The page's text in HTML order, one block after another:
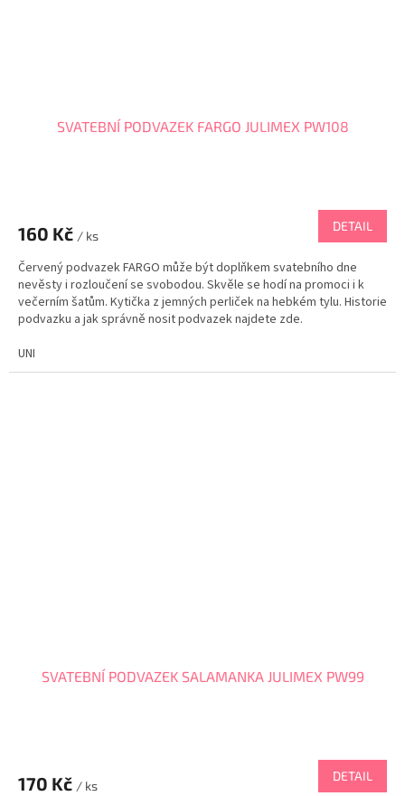
SVATEBNÍ PODVAZEK FARGO JULIMEX PW108
160 Kč / ks
DETAIL
Červený podvazek FARGO může být doplňkem svatebního dne
nevěsty i rozloučení se svobodou. Skvěle se hodí na promoci i k
večerním šatům. Kytička z jemných perliček na hebkém tylu. Historie
podvazku a jak správně nosit podvazek najdete zde.
UNI
SVATEBNÍ PODVAZEK SALAMANKA JULIMEX PW99
170 Kč / ks
DETAIL